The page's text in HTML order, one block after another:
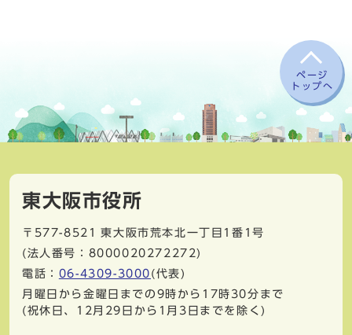
ページ
トップへ
東大阪市役所
〒577-8521
東大阪市荒本北一丁目1番1号
(法人番号：8000020272272)
電話： 06-4309-3000 (代表)
月曜日から金曜日までの9時から17時30分まで
(祝休日、12月29日から1月3日までを除く)